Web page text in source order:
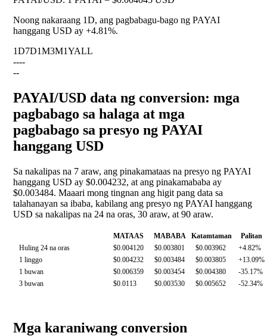
Noong nakaraang 1D, ang pagbabagu-bago ng PAYAI
hanggang USD ay +4.81%.
1D7D1M3M1YALL
----
--
PAYAI/USD data ng conversion: mga
pagbabago sa halaga at mga
pagbabago sa presyo ng PAYAI
hanggang USD
Sa nakalipas na 7 araw, ang pinakamataas na presyo ng PAYAI
hanggang USD ay $0.004232, at ang pinakamababa ay
$0.003484. Maaari mong tingnan ang higit pang data sa
talahanayan sa ibaba, kabilang ang presyo ng PAYAI hanggang
USD sa nakalipas na 24 na oras, 30 araw, at 90 araw.
MATAAS MABABA Katamtaman
Palitan
Huling 24 na oras
$0.004120 $0.003801 $0.003962
+4.82%
1 linggo
$0.004232 $0.003484 $0.003805
+13.09%
1 buwan
$0.006359 $0.003454 $0.004380
-35.17%
3 buwan
$0.0113 $0.003530 $0.005652 -52.34%
Mga karaniwang conversion